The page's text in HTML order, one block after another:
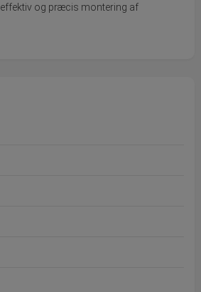
effektiv og præcis montering af